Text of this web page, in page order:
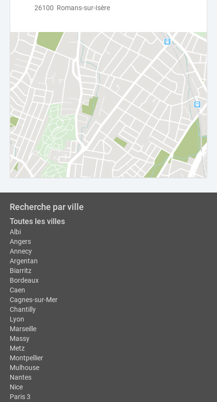
26100 Romans-sur-Isère
Recherche par ville
Toutes les villes
Albi
Angers
Annecy
Argentan
Biarritz
Bordeaux
Caen
Cagnes-sur-Mer
Chantilly
Lyon
Marseille
Massy
Metz
Montpellier
Mulhouse
Nantes
Nice
Paris 3